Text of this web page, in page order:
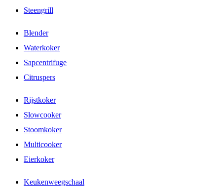
Steengrill
Blender
Waterkoker
Sapcentrifuge
Citruspers
Rijstkoker
Slowcooker
Stoomkoker
Multicooker
Eierkoker
Keukenweegschaal